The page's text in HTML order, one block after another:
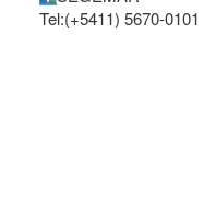
Tel:(+5411) 5670-0101